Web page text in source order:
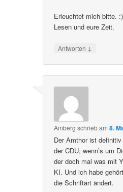
Erleuchtet mich bitte.
Lesen und eure Zeit.
Antworten ↓
Amberg schriebam8.
Der Amthor ist
der CDU, wenn’s um
der doch mal was mit
KI. Und ich habe
die Schriftart ändert.